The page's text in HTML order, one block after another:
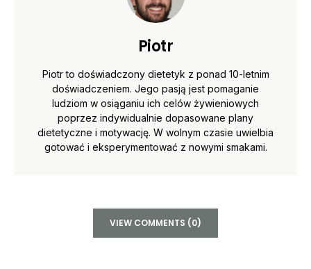
Piotr
Piotr to doświadczony dietetyk z ponad 10-letnim
doświadczeniem. Jego pasją jest pomaganie
ludziom w osiąganiu ich celów żywieniowych
poprzez indywidualnie dopasowane plany
dietetyczne i motywację. W wolnym czasie uwielbia
gotować i eksperymentować z nowymi smakami.
VIEW COMMENTS (0)